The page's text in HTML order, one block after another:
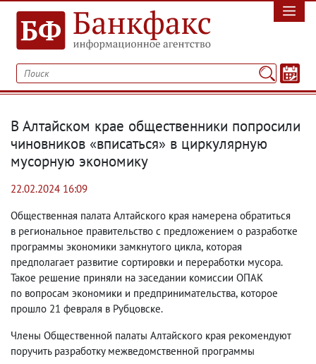
В Алтайском крае общественники попросили
чиновников «вписаться» в циркулярную
мусорную экономику
22.02.2024 16:09
Общественная палата Алтайского края намерена обратиться
в региональное правительство с предложением о разработке
программы экономики замкнутого цикла, которая
предполагает развитие сортировки и переработки мусора.
Такое решение приняли на заседании комиссии ОПАК
по вопросам экономики и предпринимательства, которое
прошло 21 февраля в Рубцовске.
Члены Общественной палаты Алтайского края рекомендуют
поручить разработку межведомственной программы